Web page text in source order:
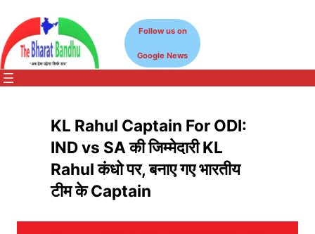
content
Follow us on
Google News
KL Rahul Captain For ODI:
IND vs SA की जिम्मेदारी KL
Rahul कंधो पर, बनाए गए भारतीय
टीम के Captain